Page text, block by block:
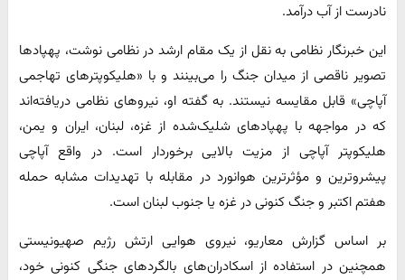
نادرست از آب درآمد.
این خبرنگار نظامی به نقل از یک مقام ارشد در نظامی نوشت، پهپادها
تصویر ناقصی از میدان جنگ را می‌بینند و با «هلیکوپترهای تهاجمی
آپاچی» قابل مقایسه نیستند. به گفته او، نیروهای نظامی دریافته‌اند
که در مواجهه با پهپادهای شلیک‌شده از غزه، لبنان، ایران و یمن،
هلیکوپتر آپاچی از مزیت بالایی برخوردار است. در واقع آپاچی
پیشروترین و مؤثرترین هوانورد در مقابله با تهدیدات مشابه حمله
هفتم اکتبر و جنگ کنونی در غزه یا جنوب لبنان است.
بر اساس گزارش معاریو، نیروی هوایی ارتش رژیم صهیونیستی
همچنین در استفاده از اسکادران‌های بالگردهای جنگی کنونی خود،